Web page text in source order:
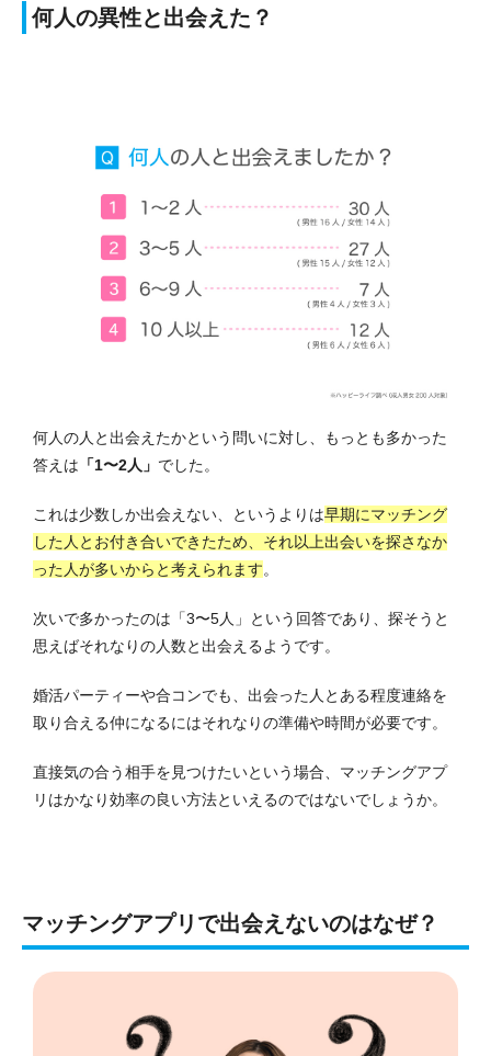
何人の異性と出会えた？
何人の人と出会えたかという問いに対し、もっとも多かった
答えは 「1〜2人」 でした。
これは少数しか出会えない、というよりは早期にマッチング
した人とお付き合いできたため、それ以上出会いを探さなか
った人が多いからと考えられます。
次いで多かったのは「3〜5人」という回答であり、探そうと
思えばそれなりの人数と出会えるようです。
婚活パーティーや合コンでも、出会った人とある程度連絡を
取り合える仲になるにはそれなりの準備や時間が必要です。
直接気の合う相手を見つけたいという場合、マッチングアプ
リはかなり効率の良い方法といえるのではないでしょうか。
マッチングアプリで出会えないのはなぜ？